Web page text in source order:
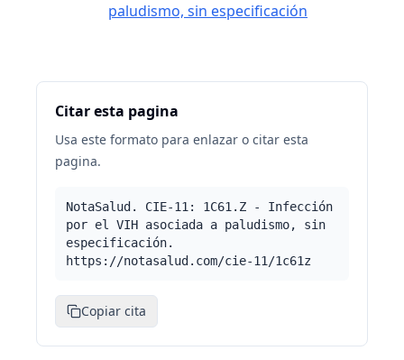
paludismo, sin especificación
Citar esta pagina
Usa este formato para enlazar o citar esta
pagina.
NotaSalud. CIE-11: 1C61.Z - Infección
por el VIH asociada a paludismo, sin
especificación.
https://notasalud.com/cie-11/1c61z
Copiar cita